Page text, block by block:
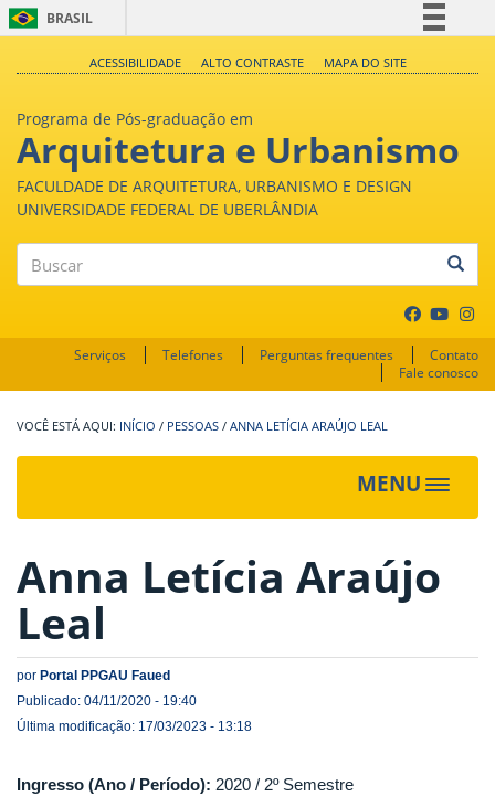
BRASIL
Acesso à informação
Legislação
ACESSIBILIDADE ALTO CONTRASTE MAPA DO SITE
Programa de Pós-graduação em
Arquitetura e Urbanismo
FACULDADE DE ARQUITETURA, URBANISMO E DESIGN
UNIVERSIDADE FEDERAL DE UBERLÂNDIA
Serviços Telefones Perguntas frequentes
Contato
Fale conosco
INÍCIO / PESSOAS / ANNA LETÍCIA ARAÚJO LEAL
MENU
Toggle
Anna Letícia Araújo
Leal
por Portal PPGAU Faued
Publicado: 04/11/2020 - 19:40
Última modificação: 17/03/2023 - 13:18
Ingresso (Ano / Período): 2020 / 2º Semestre